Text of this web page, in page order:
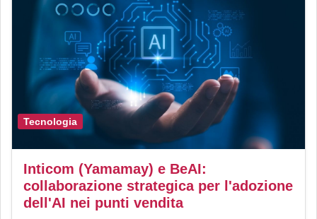
Tecnologia
Inticom (Yamamay) e BeAI:
collaborazione strategica per l'adozione
dell'AI nei punti vendita